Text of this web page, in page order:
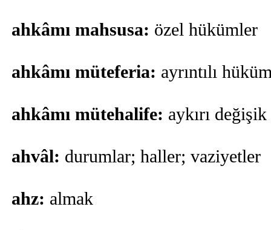
ahkâmı mahsusa: özel hükümler
ahkâmı müteferia: ayrıntılı
ahkâmı mütehalife: aykırı
ahvâl: durumlar; haller; vaziyetler
ahz: almak